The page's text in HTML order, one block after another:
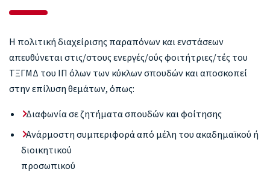
Η πολιτική διαχείρισης παραπόνων και ενστάσεων
απευθύνεται στις/στους ενεργές/ούς φοιτήτριες/τές του
ΤΞΓΜΔ του ΙΠ όλων των κύκλων σπουδών και αποσκοπεί
στην επίλυση θεμάτων, όπως:
Διαφωνία σε ζητήματα σπουδών και φοίτησης
Ανάρμοστη συμπεριφορά από μέλη του ακαδημαϊκού ή
διοικητικού
προσωπικού